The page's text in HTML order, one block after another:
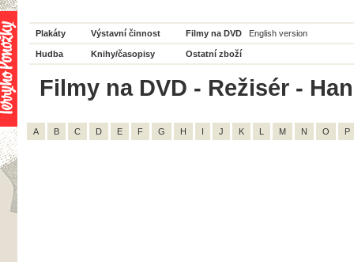
Plakáty Výstavní činnost Filmy na DVD English version
Hudba Knihy/časopisy Ostatní zboží
Filmy na DVD - Režisér -
A B C D E F G H I J K L M N O P